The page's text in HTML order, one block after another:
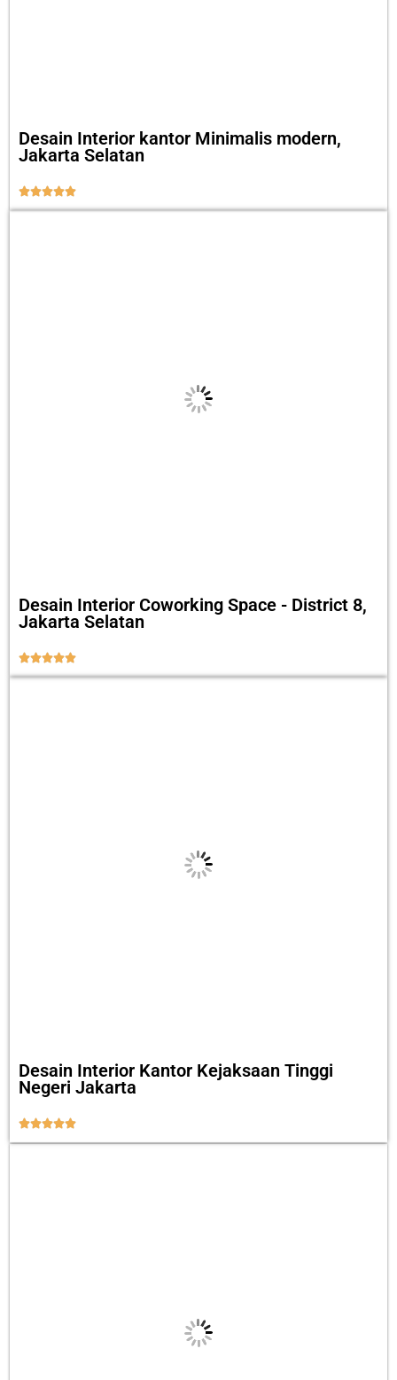
Desain Interior kantor Minimalis modern,
Jakarta Selatan

Desain Interior Coworking Space - District 8,
Jakarta Selatan

Desain Interior Kantor Kejaksaan Tinggi
Negeri Jakarta
